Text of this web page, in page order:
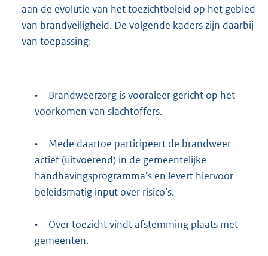
aan de evolutie van het toezichtbeleid op het gebied
van brandveiligheid. De volgende kaders zijn daarbij
van toepassing:
•
Brandweerzorg is vooraleer gericht op het
voorkomen van slachtoffers.
•
Mede daartoe participeert de brandweer
actief (uitvoerend) in de gemeentelijke
handhavingsprogramma’s en levert hiervoor
beleidsmatig input over risico’s.
•
Over toezicht vindt afstemming plaats met
gemeenten.